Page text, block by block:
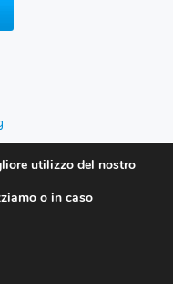
utilizzo del nostro
o in caso